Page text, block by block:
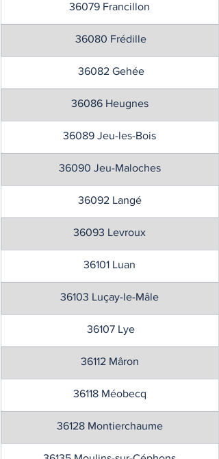
36079 Francillon
36080 Frédille
36082 Gehée
36086 Heugnes
36089 Jeu-les-Bois
36090 Jeu-Maloches
36092 Langé
36093 Levroux
36101 Luan
36103 Luçay-le-Mâle
36107 Lye
36112 Mâron
36118 Méobecq
36128 Montierchaume